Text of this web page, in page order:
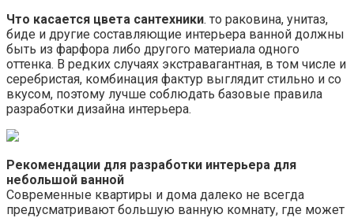
Что касается цвета сантехники. то раковина, унитаз,
биде и другие составляющие интерьера ванной должны
быть из фарфора либо другого материала одного
оттенка. В редких случаях экстравагантная, в том числе и
серебристая, комбинация фактур выглядит стильно и со
вкусом, поэтому лучше соблюдать базовые правила
разработки дизайна интерьера.
Рекомендации для разработки интерьера для
небольшой ванной
Современные квартиры и дома далеко не всегда
предусматривают большую ванную комнату, где может